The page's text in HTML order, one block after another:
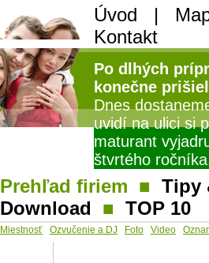
Úvod |
Kontakt
Po dlhých
konečne
Dnes
uvidí na ulici si
maturant
štvrtého
Prehľad firiem ■ Tipy
Download
■ TOP 10
Miestnosť Ozvučenie a DJ Foto Video